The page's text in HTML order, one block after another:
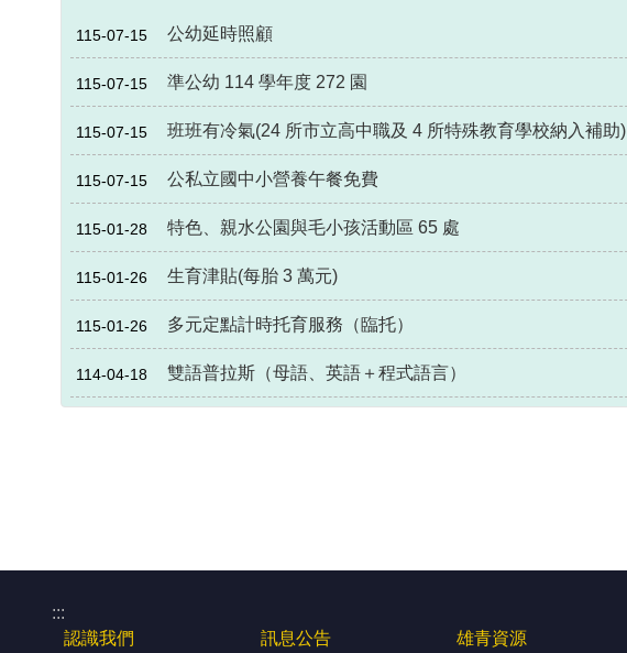
115-07-15 公幼延時照顧
115-07-15 準公幼 114 學年度 272 園
115-07-15 班班有冷氣(24 所市立高中職及 4 所特殊教育學校納入補助)
115-07-15 公私立國中小營養午餐免費
115-01-28 特色、親水公園與毛小孩活動區 65 處
115-01-26 生育津貼(每胎 3 萬元)
115-01-26 多元定點計時托育服務（臨托）
114-04-18 雙語普拉斯（母語、英語＋程式語言）
:::
認識我們
訊息公告 雄青資源